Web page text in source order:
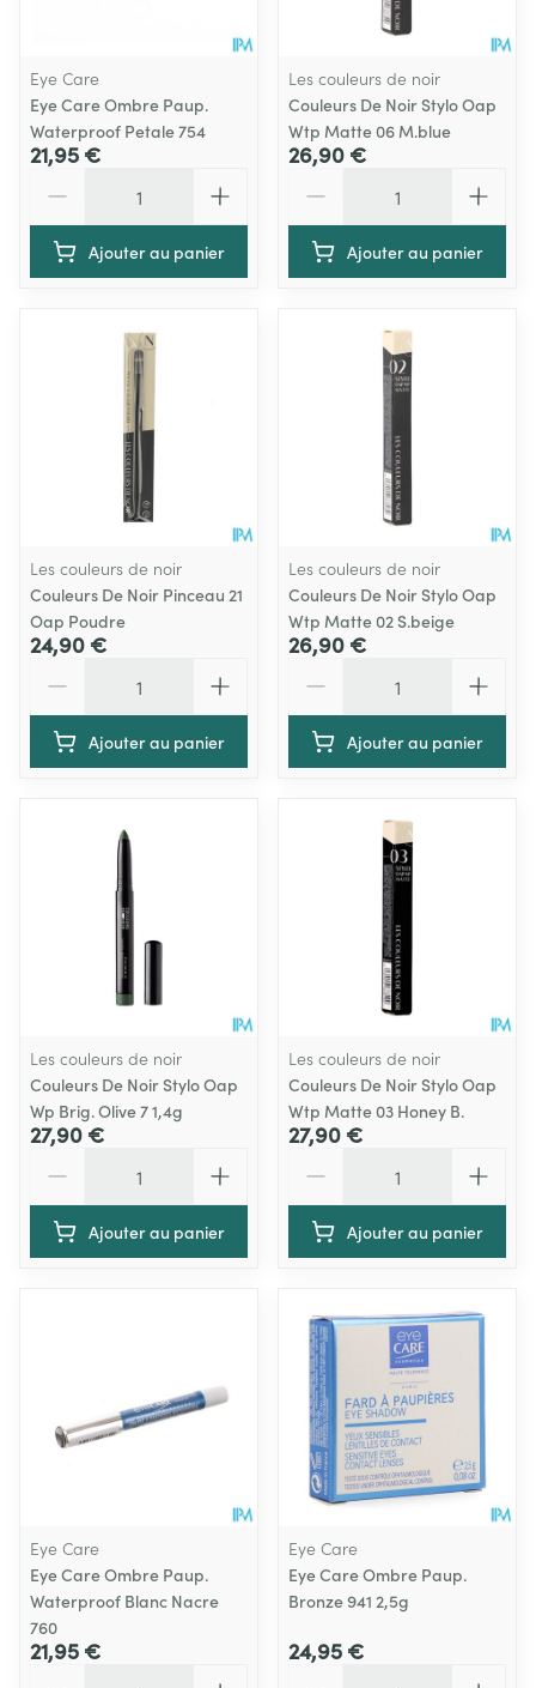
Eye Care
Eye Care Ombre Paup.
Waterproof Petale 754
21,95 €
Ajouter au panier
Les couleurs de noir
Couleurs De Noir Stylo Oap
Wtp Matte 06 M.blue
26,90 €
Ajouter au panier
Les couleurs de noir
Couleurs De Noir Pinceau 21
Oap Poudre
24,90 €
Ajouter au panier
Les couleurs de noir
Couleurs De Noir Stylo Oap
Wtp Matte 02 S.beige
26,90 €
Ajouter au panier
Les couleurs de noir
Couleurs De Noir Stylo Oap
Wp Brig. Olive 7 1,4g
27,90 €
Ajouter au panier
Les couleurs de noir
Couleurs De Noir Stylo Oap
Wtp Matte 03 Honey B.
27,90 €
Ajouter au panier
Eye Care
Eye Care Ombre Paup.
Waterproof Blanc Nacre
760
21,95 €
Eye Care
Eye Care Ombre Paup.
Bronze 941 2,5g
24,95 €